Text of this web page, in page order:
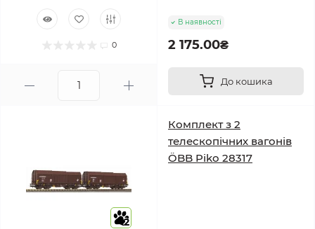
0
В наявності
2 175.00₴
До кошика
2
Комплект з 2
телескопічних вагонів
ÖBB Piko 28317